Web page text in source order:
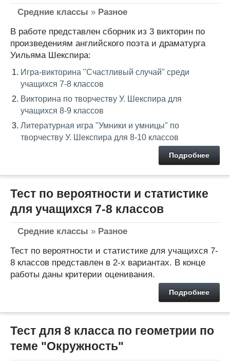
Средние классы » Разное
В работе представлен сборник из 3 викторин по
произведениям английского поэта и драматурга
Уильяма Шекспира:
Игра-викторина "Счастливый случай" среди
учащихся 7-8 классов
Викторина по творчеству У. Шекспира для
учащихся 8-9 классов
Литературная игра "Умники и умницы" по
творчеству У. Шекспира для 8-10 классов
Подробнее
Тест по вероятности и статистике
для учащихся 7-8 классов
Средние классы » Разное
Тест по вероятности и статистике для учащихся 7-
8 классов представлен в 2-х вариантах. В конце
работы даны критерии оценивания.
Подробнее
Тест для 8 класса по геометрии по
теме "Окружность"